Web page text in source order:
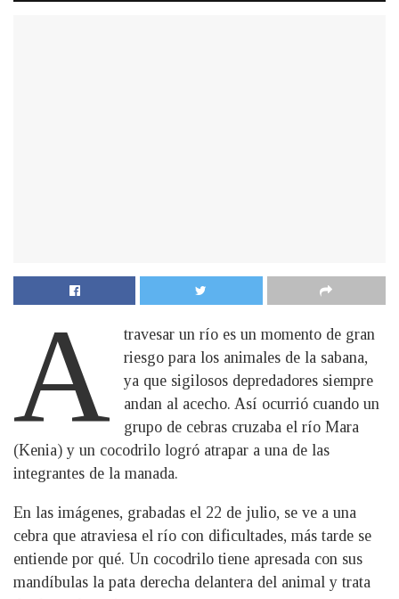
A
travesar un río es un momento de gran
riesgo para los animales de la sabana,
ya que sigilosos depredadores siempre
andan al acecho. Así ocurrió cuando un
grupo de cebras cruzaba el río Mara
(Kenia) y un cocodrilo logró atrapar a una de las
integrantes de la manada.
En las imágenes, grabadas el 22 de julio, se ve a una
cebra que atraviesa el río con dificultades, más tarde se
entiende por qué. Un cocodrilo tiene apresada con sus
mandíbulas la pata derecha delantera del animal y trata